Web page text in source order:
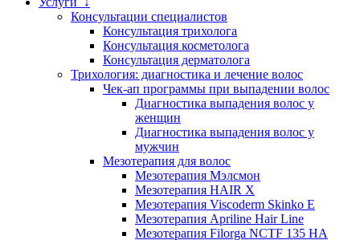
Консультации специалистов
Консультация трихолога
Консультация косметолога
Консультация дерматолога
Трихология: диагностика и лечение волос
Чек-ап программы при выпадении волос
Диагностика выпадения волос у
женщин
Диагностика выпадения волос у
мужчин
Мезотерапия для волос
Мезотерапия Мэлсмон
Мезотерапия HAIR X
Мезотерапия Viscoderm Skinko E
Мезотерапия Apriline Hair Line
Мезотерапия Filorga NCTF 135 HA